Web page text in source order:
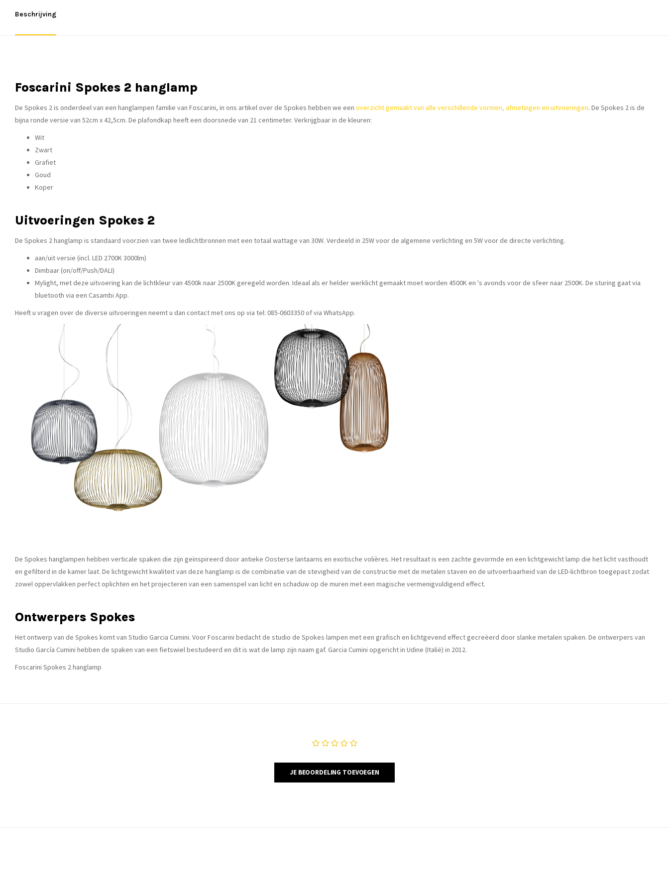
Beschrijving
Foscarini Spokes 2 hanglamp
De Spokes 2 is onderdeel van een hanglampen familie van Foscarini, in ons artikel over de Spokes hebben we een overzicht gemaakt van alle verschillende vormen, afmetingen en uitvoeringen. De Spokes 2 is de
bijna ronde versie van 52cm x 42,5cm. De plafondkap heeft een doorsnede van 21 centimeter. Verkrijgbaar in de kleuren:
Wit
Zwart
Grafiet
Goud
Koper
Uitvoeringen Spokes 2
De Spokes 2 hanglamp is standaard voorzien van twee ledlichtbronnen met een totaal wattage van 30W. Verdeeld in 25W voor de algemene verlichting en 5W voor de directe verlichting.
aan/uit versie (incl. LED 2700K 3000lm)
Dimbaar (on/off/Push/DALI)
Mylight, met deze uitvoering kan de lichtkleur van 4500k naar 2500K geregeld worden. Ideaal als er helder werklicht gemaakt moet worden 4500K en 's avonds voor de sfeer naar 2500K. De sturing gaat via
bluetooth via een Casambi App.
Heeft u vragen over de diverse uitvoeringen neemt u dan contact met ons op via tel: 085-0603350 of via WhatsApp.
De Spokes hanglampen hebben verticale spaken die zijn geïnspireerd door antieke Oosterse lantaarns en exotische volières. Het resultaat is een zachte gevormde en een lichtgewicht lamp die het licht vasthoudt
en gefilterd in de kamer laat. De lichtgewicht kwaliteit van deze hanglamp is de combinatie van de stevigheid van de constructie met de metalen staven en de uitvoerbaarheid van de LED-lichtbron toegepast zodat
zowel oppervlakken perfect oplichten en het projecteren van een samenspel van licht en schaduw op de muren met een magische vermenigvuldigend effect.
Ontwerpers Spokes
Het ontwerp van de Spokes komt van Studio Garcia Cumini. Voor Foscarini bedacht de studio de Spokes lampen met een grafisch en lichtgevend effect gecreëerd door slanke metalen spaken. De ontwerpers van
Studio García Cumini hebben de spaken van een fietswiel bestudeerd en dit is wat de lamp zijn naam gaf. Garcia Cumini opgericht in Udine (Italië) in 2012.
Foscarini Spokes 2 hanglamp
JE BEOORDELING TOEVOEGEN